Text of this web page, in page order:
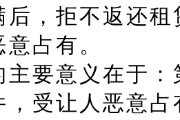
后，拒不返还
占有。
主要意义在于
，受让人恶意